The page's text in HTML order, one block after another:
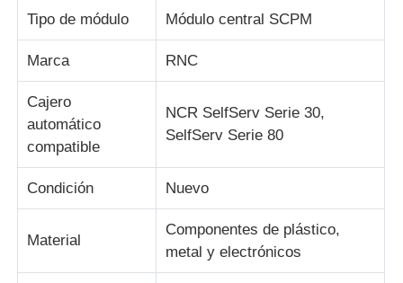
Todos los casos
Solicitar una cotización
Piezas para cajeros automáticos Diebold
Piezas para cajeros automáticos NCR
Piezas de cajero automático Wincor
Tipo de módulo Módulo central SCPM
Marca RNC
Cajero
automático
compatible
NCR SelfServ Serie 30,
SelfServ Serie 80
Condición Nuevo
Material
Componentes de plástico,
metal y electrónicos